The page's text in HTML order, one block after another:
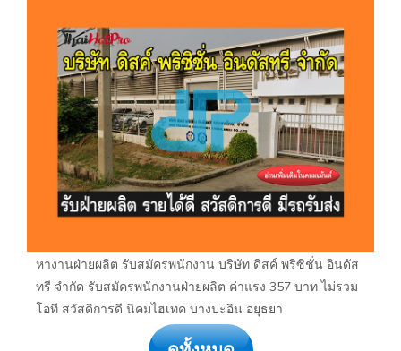
หางานฝ่ายผลิต รับสมัครพนักงาน บริษัท ดิสค์ พริซิชั่น อินดัส
ทรี จำกัด รับสมัครพนักงานฝ่ายผลิต ค่าแรง 357 บาท ไม่รวม
โอที สวัสดิการดี นิคมไฮเทค บางปะอิน อยุธยา